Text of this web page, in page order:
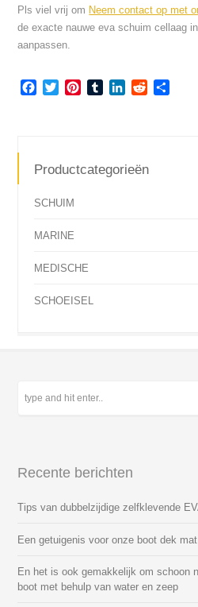
Pls viel vrij om Neem contact op met
de exacte nauwe eva schuim cellaag
aanpassen.
Facebook
TwitterPinterestTumblrLinkedInReddit
Productcategorieën
SCHUIM
MARINE
MEDISCHE
SCHOEISEL
Recente berichten
Tips van dubbelzijdige zelfklevende
Een getuigenis voor onze boot dek
En het is ook gemakkelijk om schoon
boot met behulp van water en zeep